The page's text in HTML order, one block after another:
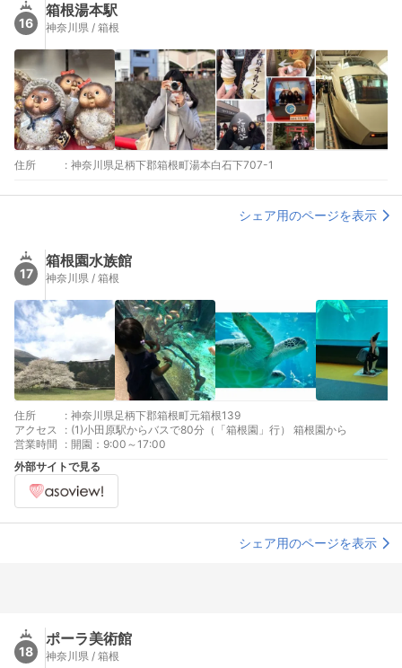
16
箱根湯本駅
神奈川県 / 箱根
住所 : 神奈川県足柄下郡箱根町湯本白石下707-1
シェア用のページを表示
17
箱根園水族館
神奈川県 / 箱根
住所 : 神奈川県足柄下郡箱根町元箱根139
アクセス
:
(1)小田原駅からバスで80分（「箱根園」行） 箱根園から
営業時間
: 開園：9:00～17:00
外部サイトで見る
シェア用のページを表示
18
ポーラ美術館
神奈川県 / 箱根